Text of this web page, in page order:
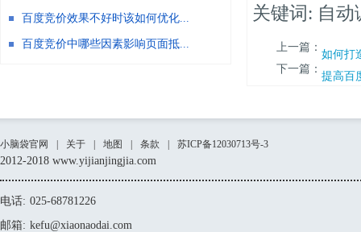
关键词: 自
上一篇： 如何打
下一篇： 提高百
百度竞价效果不好时该如何优化...
百度竞价中哪些因素影响页面抵...
小脑袋官网 关于 地图 条款 苏ICP备12030713号-3
2012-2018 www.yijianjingjia.com
电话: 025-68781226
邮箱: kefu@xiaonaodai.com